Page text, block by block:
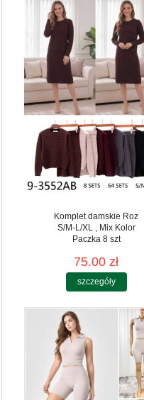
Komplet damskie Roz
S/M-L/XL , Mix Kolor
Paczka 8 szt
75.00 zł
szczegóły